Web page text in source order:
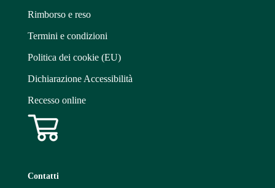
Rimborso e reso
Termini e condizioni
Politica dei cookie (EU)
Dichiarazione Accessibilità
Recesso online
Contatti